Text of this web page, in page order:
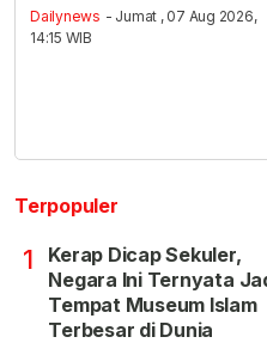
Dailynews - Jumat , 07 Aug 2026,
14:15 WIB
Terpopuler
1
Kerap Dicap Sekuler,
Negara Ini Ternyata
Tempat Museum Islam
Terbesar di Dunia